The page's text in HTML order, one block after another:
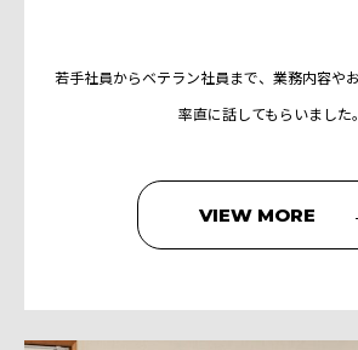
若手社員からベテラン社員まで、業務内容や
率直に話してもらいました。
VIEW MORE